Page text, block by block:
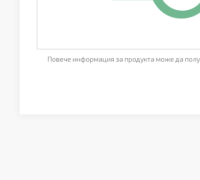
Повече информация за продукта може да